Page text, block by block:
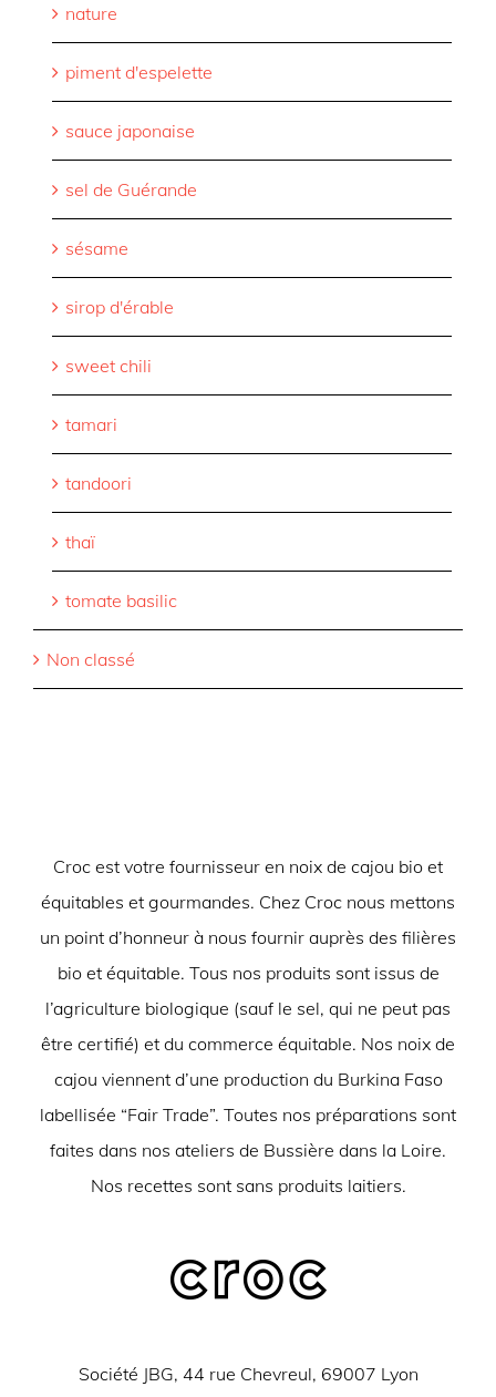
nature
piment d'espelette
sauce japonaise
sel de Guérande
sésame
sirop d'érable
sweet chili
tamari
tandoori
thaï
tomate basilic
Non classé
Croc est votre fournisseur en noix de cajou bio et
équitables et gourmandes. Chez Croc nous mettons
un point d’honneur à nous fournir auprès des filières
bio et équitable. Tous nos produits sont issus de
l’agriculture biologique (sauf le sel, qui ne peut pas
être certifié) et du commerce équitable. Nos noix de
cajou viennent d’une production du Burkina Faso
labellisée “Fair Trade”. Toutes nos préparations sont
faites dans nos ateliers de Bussière dans la Loire.
Nos recettes sont sans produits laitiers.
Société JBG, 44 rue Chevreul, 69007 Lyon